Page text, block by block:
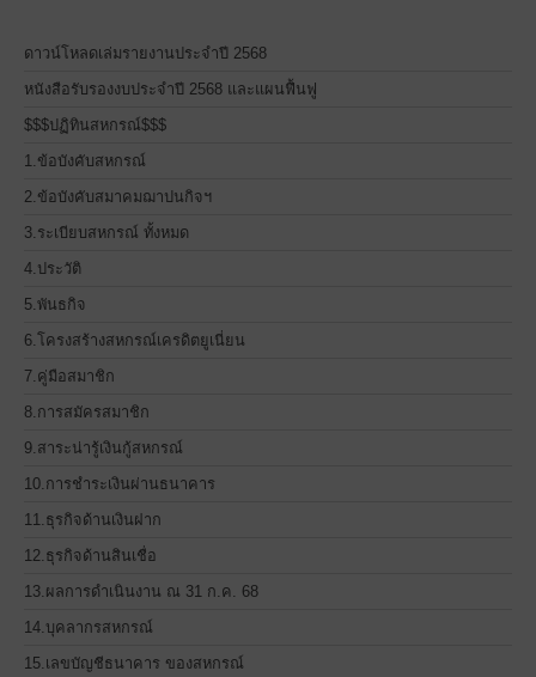
ดาวน์โหลดเล่มรายงานประจำปี 2568
หนังสือรับรองงบประจำปี 2568 และแผนฟื้นฟู
$$$ปฏิทินสหกรณ์$$$
1.ข้อบังคับสหกรณ์
2.ข้อบังคับสมาคมฌาปนกิจฯ
3.ระเบียบสหกรณ์ ทั้งหมด
4.ประวัติ
5.พันธกิจ
6.โครงสร้างสหกรณ์เครดิตยูเนี่ยน
7.คู่มือสมาชิก
8.การสมัครสมาชิก
9.สาระน่ารู้เงินกู้สหกรณ์
10.การชำระเงินผ่านธนาคาร
11.ธุรกิจด้านเงินฝาก
12.ธุรกิจด้านสินเชื่อ
13.ผลการดำเนินงาน ณ 31 ก.ค. 68
14.บุคลากรสหกรณ์
15.เลขบัญชีธนาคาร ของสหกรณ์